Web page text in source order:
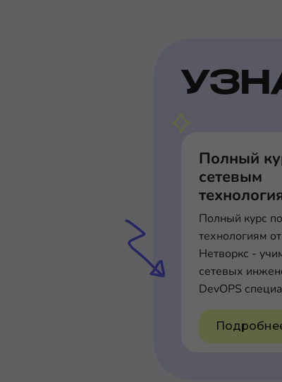
Полный
сетевым
Полный курс
технологиям
Нетворкс -
сетевых
DevOPS